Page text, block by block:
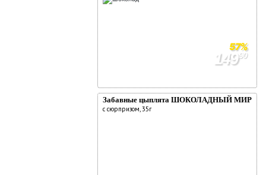
57%
14990
Забавные цыплята ШОКОЛАДНЫЙ МИР
с сюрпризом, 35г